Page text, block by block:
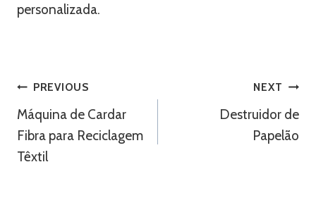
personalizada.
Navegação
De
Artigos
PREVIOUS
Máquina de Cardar
Fibra para Reciclagem
Têxtil
NEXT
Destruidor de
Papelão